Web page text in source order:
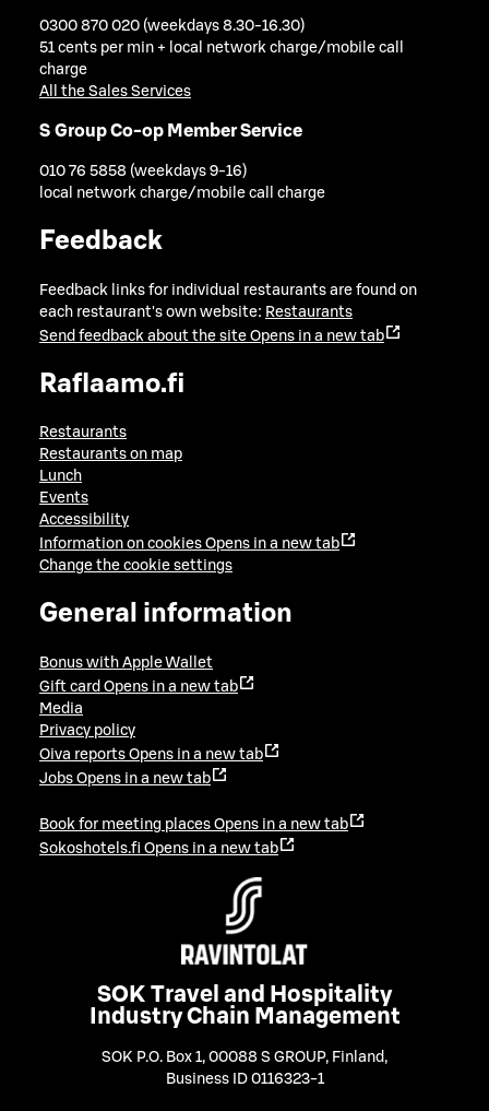
0300 870 020 (weekdays 8.30-16.30)
51 cents per min + local network charge/mobile call
charge
All the Sales Services
S Group Co-op Member Service
010 76 5858 (weekdays 9-16)
local network charge/mobile call charge
Feedback
Feedback links for individual restaurants are found on
each restaurant's own website: Restaurants
Send feedback about the site Opens in a new tab
Raflaamo.fi
Restaurants
Restaurants on map
Lunch
Events
Accessibility
Information on cookies Opens in a new tab
Change the cookie settings
General information
Bonus with Apple Wallet
Gift card Opens in a new tab
Media
Privacy policy
Oiva reports Opens in a new tab
Jobs Opens in a new tab
Book for meeting places Opens in a new tab
Sokoshotels.fi Opens in a new tab
SOK Travel and Hospitality
Industry Chain Management
SOK P.O. Box 1, 00088 S GROUP, Finland ,
Business ID 0116323-1